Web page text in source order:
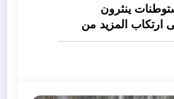
ينثرون
المزيد من